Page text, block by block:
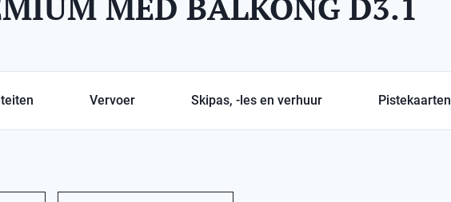
Vervoer Skipas, -les en verhuur Pistekaarten